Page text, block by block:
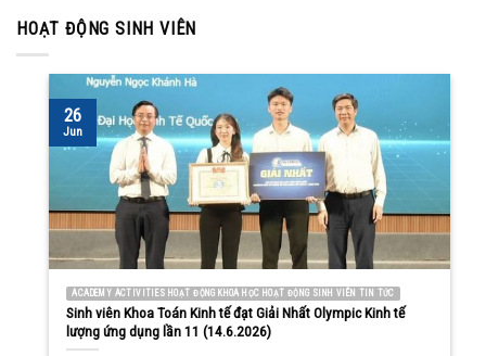
HOẠT ĐỘNG SINH VIÊN
ACADEMY ACTIVITIES HOẠT ĐỘNG KHOA HỌC HOẠT ĐỘNG SINH VIÊN TIN TỨC
Sinh viên Khoa Toán Kinh tế đạt Giải Nhất Olympic Kinh tế
lượng ứng dụng lần 11 (14.6.2026)
26
Jun